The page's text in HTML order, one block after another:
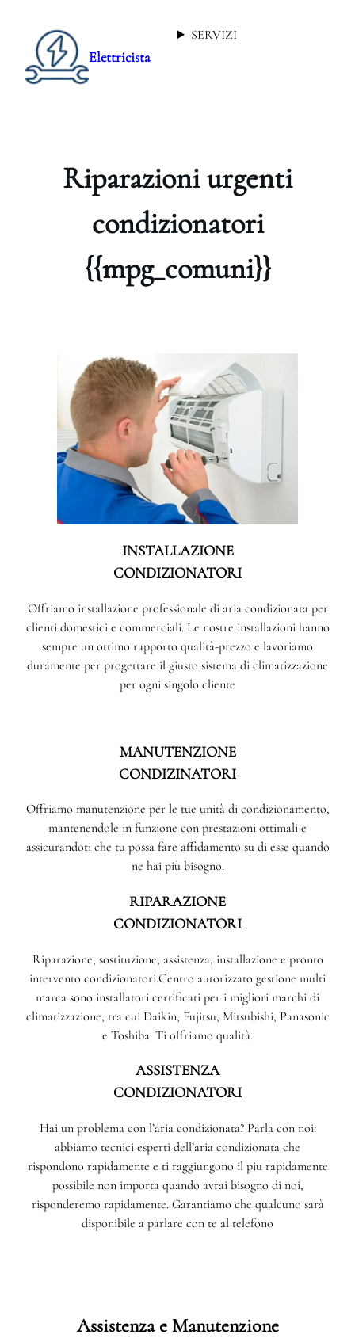
Elettricista
SERVIZI
Riparazioni urgenti
condizionatori
{{mpg_comuni}}
INSTALLAZIONE
CONDIZIONATORI
Offriamo installazione professionale di aria condizionata per
clienti domestici e commerciali. Le nostre installazioni hanno
sempre un ottimo rapporto qualità-prezzo e lavoriamo
duramente per progettare il giusto sistema di climatizzazione
per ogni singolo cliente
MANUTENZIONE
CONDIZINATORI
Offriamo manutenzione per le tue unità di condizionamento,
mantenendole in funzione con prestazioni ottimali e
assicurandoti che tu possa fare affidamento su di esse quando
ne hai più bisogno.
RIPARAZIONE
CONDIZIONATORI
Riparazione, sostituzione, assistenza, installazione e pronto
intervento condizionatori.Centro autorizzato gestione multi
marca sono installatori certificati per i migliori marchi di
climatizzazione, tra cui Daikin, Fujitsu, Mitsubishi, Panasonic
e Toshiba. Ti offriamo qualità.
ASSISTENZA
CONDIZIONATORI
Hai un problema con l’aria condizionata? Parla con noi:
abbiamo tecnici esperti dell’aria condizionata che
rispondono rapidamente e ti raggiungono il piu rapidamente
possibile non importa quando avrai bisogno di noi,
risponderemo rapidamente. Garantiamo che qualcuno sarà
disponibile a parlare con te al telefono
Assistenza e Manutenzione